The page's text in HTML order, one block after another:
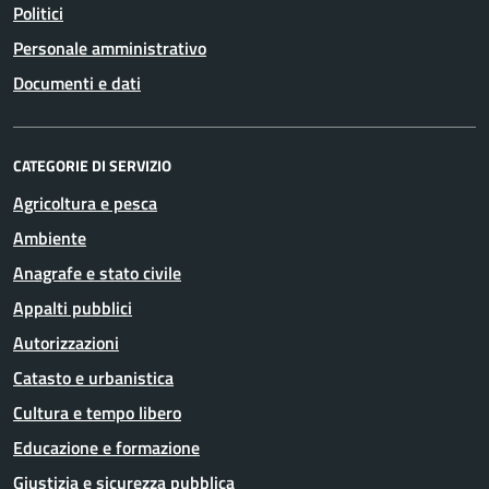
Politici
Personale amministrativo
Documenti e dati
CATEGORIE DI SERVIZIO
Agricoltura e pesca
Ambiente
Anagrafe e stato civile
Appalti pubblici
Autorizzazioni
Catasto e urbanistica
Cultura e tempo libero
Educazione e formazione
Giustizia e sicurezza pubblica